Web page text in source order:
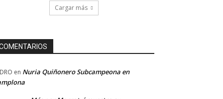
Cargar más
en Nuria Quiñonero Subcampeona en